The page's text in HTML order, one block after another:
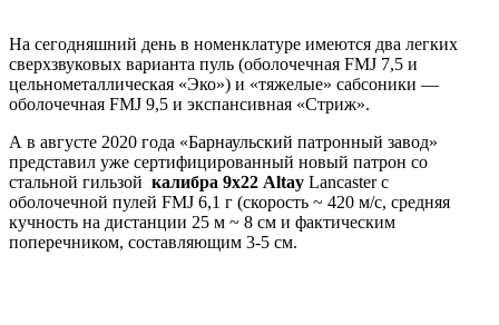
На сегодняшний день в номенклатуре имеются два легких
сверхзвуковых варианта пуль (оболочечная FMJ 7,5 и
цельнометаллическая «Эко») и «тяжелые» сабсоники —
оболочечная FMJ 9,5 и экспансивная «Стриж».
А в августе 2020 года «Барнаульский патронный завод»
представил уже сертифицированный новый патрон со
стальной гильзой калибра 9х22 Altay Lancaster с
оболочечной пулей FMJ 6,1 г (скорость ~ 420 м/с, средняя
кучность на дистанции 25 м ~ 8 см и фактическим
поперечником, составляющим 3-5 см.